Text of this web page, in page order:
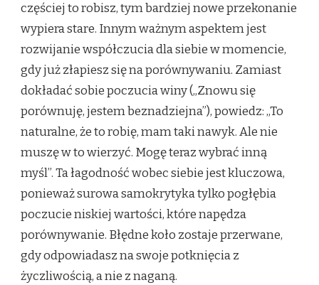
częściej to robisz, tym bardziej nowe przekonanie
wypiera stare. Innym ważnym aspektem jest
rozwijanie współczucia dla siebie w momencie,
gdy już złapiesz się na porównywaniu. Zamiast
dokładać sobie poczucia winy („Znowu się
porównuję, jestem beznadziejna”), powiedz: „To
naturalne, że to robię, mam taki nawyk. Ale nie
muszę w to wierzyć. Mogę teraz wybrać inną
myśl”. Ta łagodność wobec siebie jest kluczowa,
ponieważ surowa samokrytyka tylko pogłębia
poczucie niskiej wartości, które napędza
porównywanie. Błędne koło zostaje przerwane,
gdy odpowiadasz na swoje potknięcia z
życzliwością, a nie z naganą.